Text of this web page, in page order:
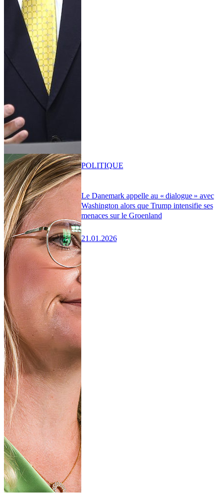
Le Danemark appelle au « dialogue » avec
Washington alors que Trump intensifie ses
menaces sur le Groenland
21.01.2026
POLITIQUE